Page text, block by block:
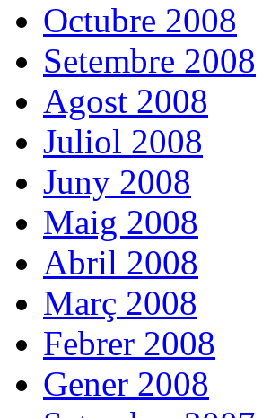
Octubre 2008
Setembre 2008
Agost 2008
Juliol 2008
Juny 2008
Maig 2008
Abril 2008
Març 2008
Febrer 2008
Gener 2008